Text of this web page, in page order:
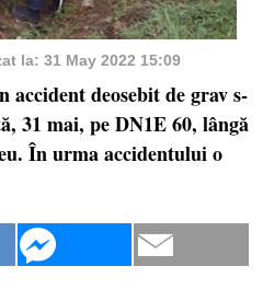
la: 31 May 2022 15:09
accident deosebit de grav s-
31 mai, pe DN1E 60, lângă
În urma accidentului o